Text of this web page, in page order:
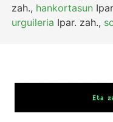
zah., hankortasun
urguileria Ipar. zah.,